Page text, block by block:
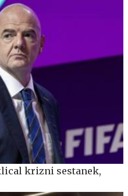
krizni sestanek,